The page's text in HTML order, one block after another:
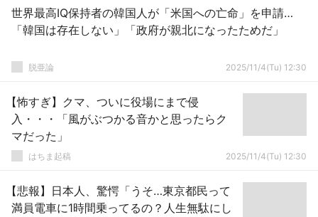
世界最高IQ保持者の韓国人が「米国への亡命」を申請…
「韓国は存在しない」「政府が親北になったためだ」
脱亜論 2025/11/4(Tu) 12:30
【怖すぎ】クマ、ついに役場にまで侵
入・・・「風がぶつかる音かと思ったらク
マだった」
はちま起稿 2025/11/4(Tu) 12:30
【悲報】日本人、驚愕「うそ…東京都民って
満員電車に1時間乗ってるの？人生無駄にし